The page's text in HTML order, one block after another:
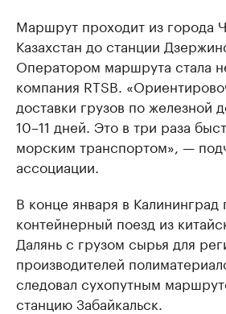
Маршрут проходит из города
Казахстан до станции
Оператором маршрута стала
компания RTSB.
доставки грузов по железной
10–11 дней. Это в три раза
морским транспортом», —
ассоциации.
В конце января в Калининград
контейнерный поезд из
Далянь с грузом сырья для
производителей
следовал сухопутным
станцию Забайкальск.